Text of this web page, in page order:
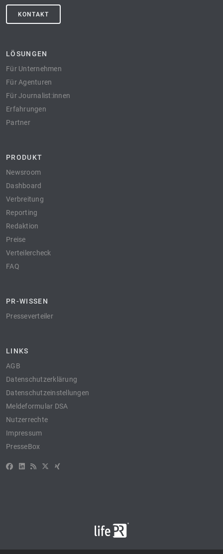
KONTAKT
LÖSUNGEN
Für Unternehmen
Für Agenturen
Für Journalist:innen
Erfahrungen
Partner
PRODUKT
Newsroom
Dashboard
Verbreitung
Reporting
Redaktion
Preise
Verteilercheck
FAQ
PR-WISSEN
Presseverteiler
LINKS
AGB
Datenschutzerklärung
Datenschutzeinstellungen
Meldeformular DSA
Nutzerrechte
Impressum
PresseBox